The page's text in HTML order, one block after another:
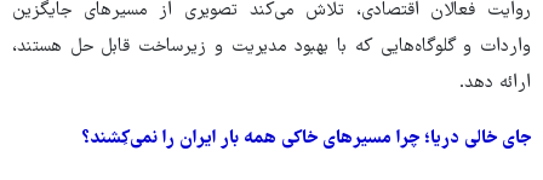
روایت فعالان اقتصادی، تلاش می‌کند تصویری از مسیرهای جایگزین
واردات و گلوگاه‌هایی که با بهبود مدیریت و زیرساخت قابل حل هستند،
ارائه دهد.
جای خالی دریا؛ چرا مسیرهای خاکی همه بار ایران را نمی‌کِشند؟